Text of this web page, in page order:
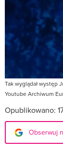
Tak wyglądał występ
Youtube Archiwum
Opublikowano:
Obserwuj